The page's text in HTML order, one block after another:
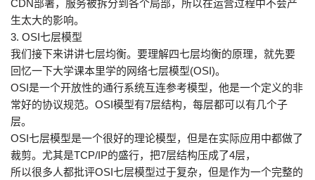
CDN部署，服务被拆分到各个局部，所以在运营过程中不会产
生太大的影响。
3. OSI七层模型
我们接下来讲讲七层均衡。要理解四七层均衡的原理，就先要
回忆一下大学课本里学的网络七层模型(OSI)。
OSI是一个开放性的通行系统互连参考模型，他是一个定义的非
常好的协议规范。OSI模型有7层结构，每层都可以有几个子
层。
OSI七层模型是一个很好的理论模型，但是在实际应用中都做了
裁剪。尤其是TCP/IP的盛行，把7层结构压成了4层，
所以很多人都批评OSI七层模型过于复杂，但是作为一个完整的